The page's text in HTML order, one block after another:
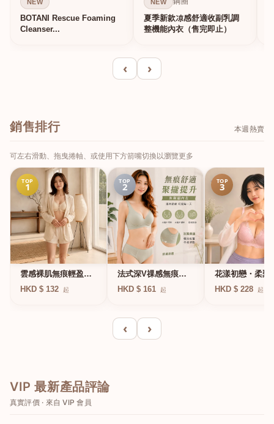
NEW
BOTANI Rescue Foaming
Cleanser...
NEW
夏季新款凉感舒適收副乳調
整機能內衣（售完即止）
‹ ›
銷售排行 本週熱賣
可左右滑動、拖曳捲軸、或使用下方箭嘴切換以瀏覽更多
TOP
1
雲感裸肌無痕輕盈無
鋼圈內衣
HKD $ 132 起
TOP
2
法式深V祼感無痕果
凍軟支撐條無鋼圈內
HKD $ 161 起
TOP
3
花漾初戀・柔聚
圈蕾絲內衣
HKD $ 228 起
‹ ›
VIP 最新產品評論
真實評價 · 來自 VIP 會員